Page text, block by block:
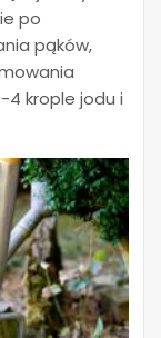
po
pąków,
krople jodu i